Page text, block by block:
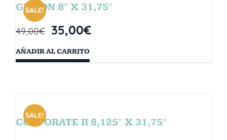
SALE!
GIBSON 8″ X 31,75″
49,00€ 35,00€
AÑADIR AL CARRITO
SALE!
CORPORATE II 8,125″ X 31,75″